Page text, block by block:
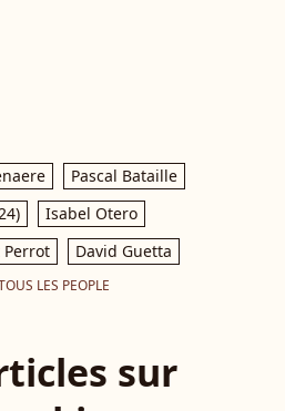
Pascal Bataille
Isabel Otero
Perrot David Guetta
LES PEOPLE
sur